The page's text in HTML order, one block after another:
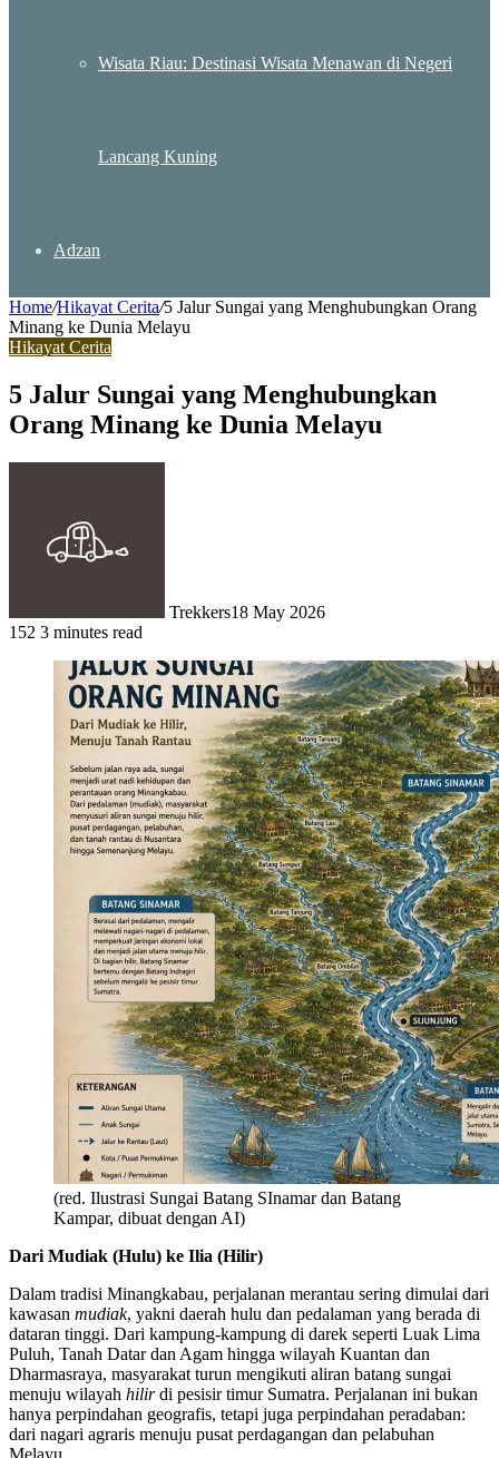
Wisata Riau: Destinasi Wisata Menawan di Negeri
Lancang Kuning
Adzan
Home/Hikayat Cerita/5 Jalur Sungai yang Menghubungkan Orang
Minang ke Dunia Melayu
Hikayat Cerita
5 Jalur Sungai yang Menghubungkan
Orang Minang ke Dunia Melayu
Trekkers18 May 2026
152 3 minutes read
(red. Ilustrasi Sungai Batang SInamar dan Batang
Kampar, dibuat dengan AI)
Dari Mudiak (Hulu) ke Ilia (Hilir)
Dalam tradisi Minangkabau, perjalanan merantau sering dimulai dari
kawasan mudiak, yakni daerah hulu dan pedalaman yang berada di
dataran tinggi. Dari kampung-kampung di darek seperti Luak Lima
Puluh, Tanah Datar dan Agam hingga wilayah Kuantan dan
Dharmasraya, masyarakat turun mengikuti aliran batang sungai
menuju wilayah hilirdi pesisir timur Sumatra. Perjalanan ini bukan
hanya perpindahan geografis, tetapi juga perpindahan peradaban:
dari nagari agraris menuju pusat perdagangan dan pelabuhan
Melayu.